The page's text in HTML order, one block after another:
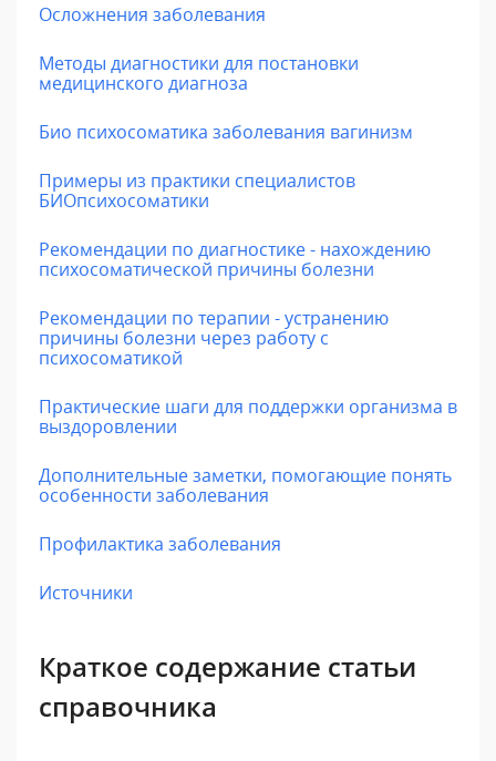
Осложнения заболевания
Методы диагностики для постановки
медицинского диагноза
Био психосоматика заболевания вагинизм
Примеры из практики специалистов
БИОпсихосоматики
Рекомендации по диагностике - нахождению
психосоматической причины болезни
Рекомендации по терапии - устранению
причины болезни через работу с
психосоматикой
Практические шаги для поддержки организма в
выздоровлении
Дополнительные заметки, помогающие понять
особенности заболевания
Профилактика заболевания
Источники
Краткое содержание статьи
справочника